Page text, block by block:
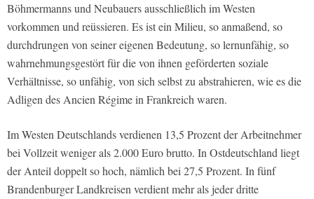
Böhmermanns und Neubauers ausschließlich im Westen
vorkommen und reüssieren. Es ist ein Milieu, so anmaßend, so
durchdrungen von seiner eigenen Bedeutung, so lernunfähig, so
wahrnehmungsgestört für die von ihnen geförderten soziale
Verhältnisse, so unfähig, von sich selbst zu abstrahieren, wie es die
Adligen des Ancien Régime in Frankreich waren.
Im Westen Deutschlands verdienen 13,5 Prozent der Arbeitnehmer
bei Vollzeit weniger als 2.000 Euro brutto. In Ostdeutschland liegt
der Anteil doppelt so hoch, nämlich bei 27,5 Prozent. In fünf
Brandenburger Landkreisen verdient mehr als jeder dritte